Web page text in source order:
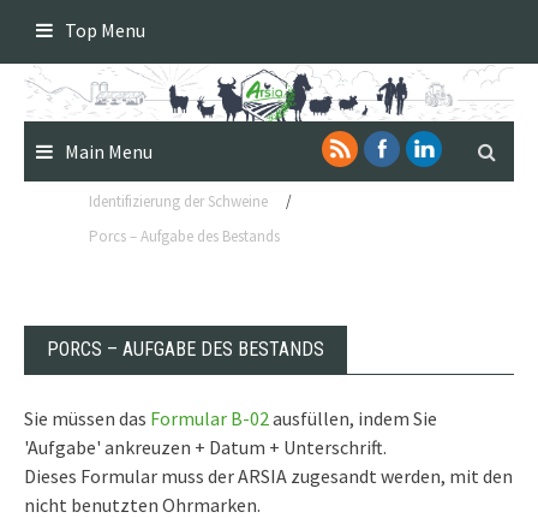
content
Top Menu
Main Menu
Identifizierung der Schweine
/
Porcs – Aufgabe des Bestands
PORCS – AUFGABE DES BESTANDS
Sie müssen das Formular B-02 ausfüllen, indem Sie
'Aufgabe' ankreuzen + Datum + Unterschrift.
Dieses Formular muss der ARSIA zugesandt werden, mit den
nicht benutzten Ohrmarken.